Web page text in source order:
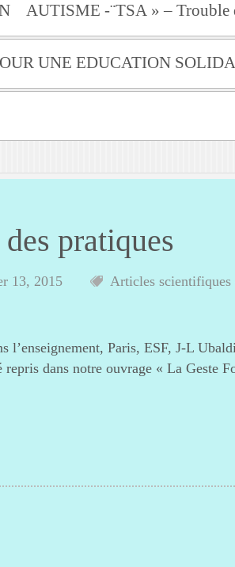
AUTISME -¨TSA » – Trouble
UNE EDUCATION
pratiques
13, 2015
Articles
l’enseignement, Paris, ESF, J-L
dans notre ouvrage « La Geste